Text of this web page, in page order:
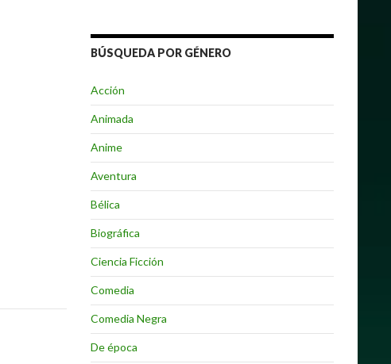
BÚSQUEDA POR GÉNERO
Acción
Animada
Anime
Aventura
Bélica
Biográfica
Ciencia Ficción
Comedia
Comedia Negra
De época